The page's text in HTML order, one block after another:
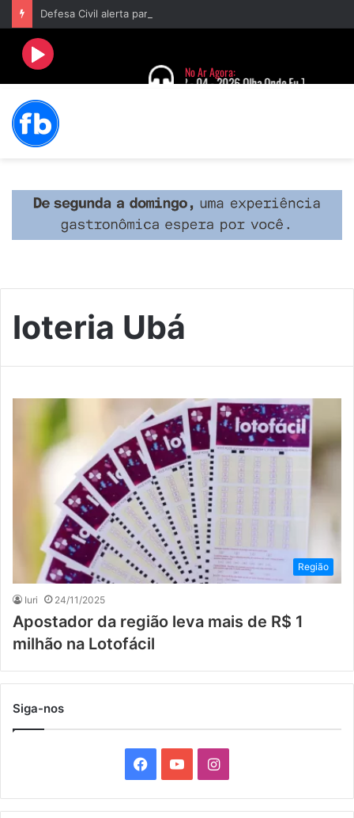
loteria Ubá
Região
Iuri 24/11/2025
Apostador da região leva mais de R$ 1
milhão na Lotofácil
Siga-nos
a
o
I
n